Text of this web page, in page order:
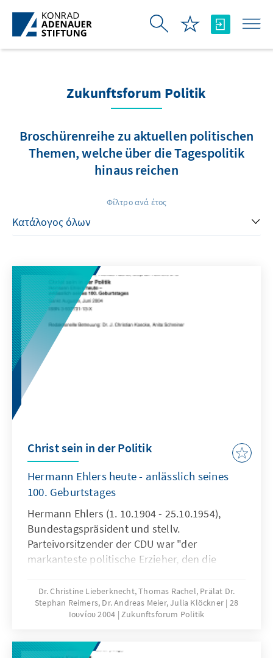
Skip to Main Content
Zukunftsforum Politik
Broschürenreihe zu aktuellen politischen
Themen, welche über die Tagespolitik
hinaus reichen
Φίλτρο ανά έτος
Christ sein in der Politik
Hermann Ehlers heute - anlässlich seines
100. Geburtstages
Hermann Ehlers (1. 10.1904 - 25.10.1954),
Bundestagspräsident und stellv.
Parteivorsitzender der CDU war "der
markanteste politische Erzieher, den die
Erdmann)
Dr. Christine Lieberknecht, Thomas Rachel, Prälat Dr.
Stephan Reimers, Dr. Andreas Meier, Julia Klöckner 28
Ιουνίου 2004 Zukunftsforum Politik